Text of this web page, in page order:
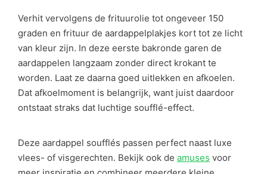
Verhit vervolgens de frituurolie tot ongeveer 150
graden en frituur de aardappelplakjes kort tot ze licht
van kleur zijn. In deze eerste bakronde garen de
aardappelen langzaam zonder direct krokant te
worden. Laat ze daarna goed uitlekken en afkoelen.
Dat afkoelmoment is belangrijk, want juist daardoor
ontstaat straks dat luchtige soufflé-effect.
Deze aardappel soufflés passen perfect naast luxe
vlees- of visgerechten. Bekijk ook de amuses voor